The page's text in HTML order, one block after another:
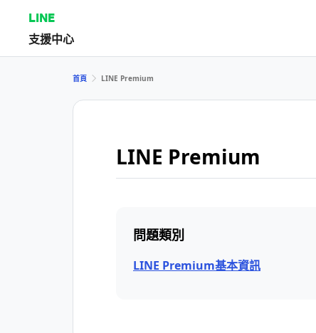
LINE
支援中心
首頁 LINE Premium
LINE Premium
問題類別
LINE Premium基本資訊